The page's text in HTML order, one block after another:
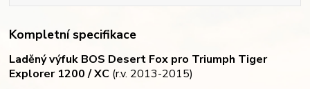
Kompletní specifikace
Laděný výfuk BOS Desert Fox pro Triumph Tiger
Explorer 1200 / XC (r.v. 2013-2015)